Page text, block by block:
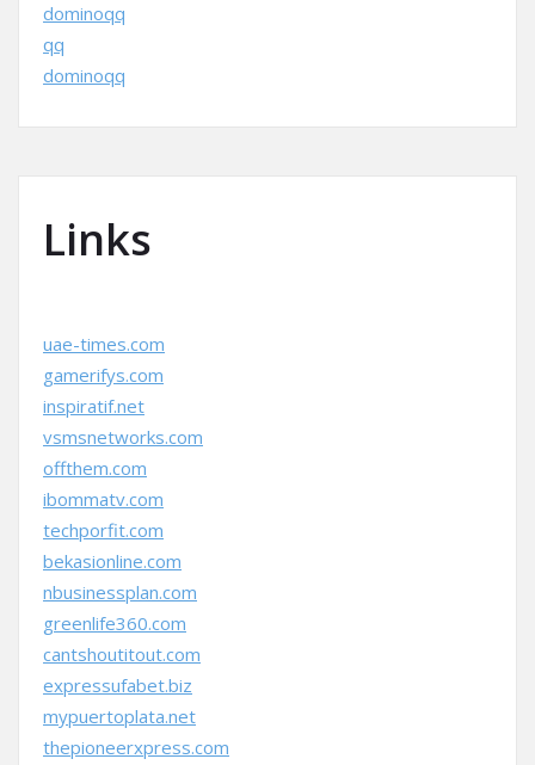
dominoqq
qq
dominoqq
Links
uae-times.com
gamerifys.com
inspiratif.net
vsmsnetworks.com
offthem.com
ibommatv.com
techporfit.com
bekasionline.com
nbusinessplan.com
greenlife360.com
cantshoutitout.com
expressufabet.biz
mypuertoplata.net
thepioneerxpress.com